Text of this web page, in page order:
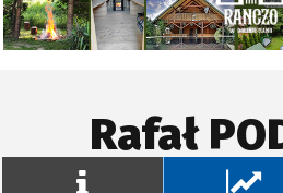
Rafał